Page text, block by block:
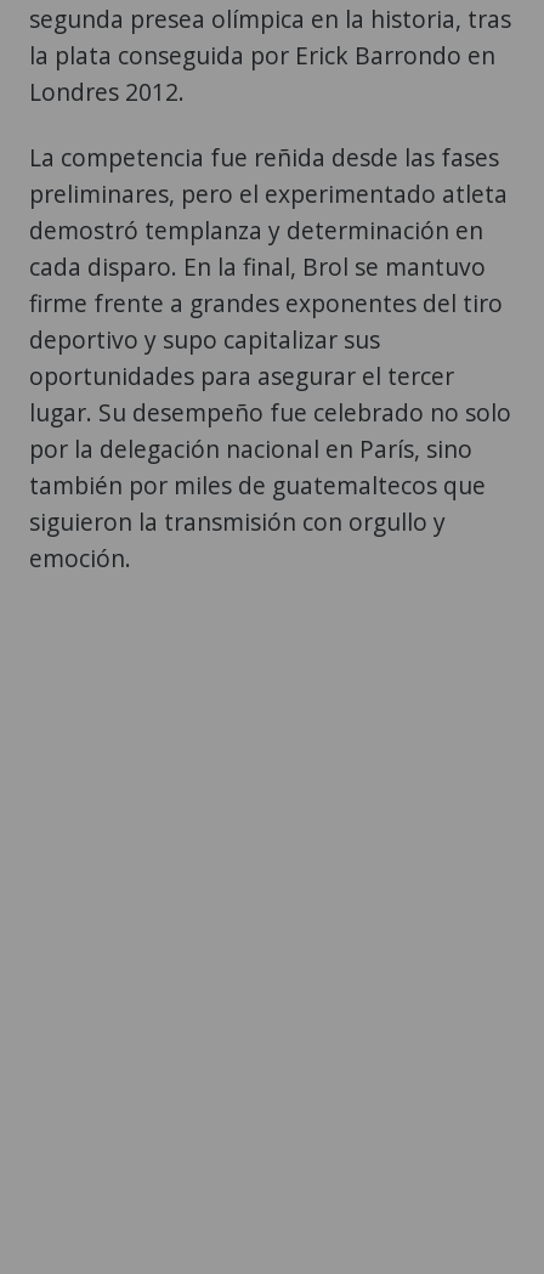
segunda presea olímpica en la historia, tras
la plata conseguida por Erick Barrondo en
Londres 2012.
La competencia fue reñida desde las fases
preliminares, pero el experimentado atleta
demostró templanza y determinación en
cada disparo. En la final, Brol se mantuvo
firme frente a grandes exponentes del tiro
deportivo y supo capitalizar sus
oportunidades para asegurar el tercer
lugar. Su desempeño fue celebrado no solo
por la delegación nacional en París, sino
también por miles de guatemaltecos que
siguieron la transmisión con orgullo y
emoción.